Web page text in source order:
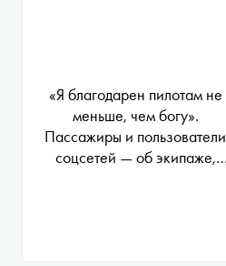
«Я благодарен пилотам не
меньше, чем богу».
Пассажиры и пользователи
соцсетей — об экипаже,